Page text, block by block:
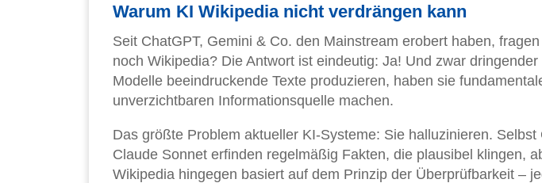
Warum KI Wikipedia nicht verdrängen kann
Seit ChatGPT, Gemini & Co. den Mainstream erobert haben,
noch Wikipedia? Die Antwort ist eindeutig: Ja! Und zwar
Modelle beeindruckende Texte produzieren, haben sie
unverzichtbaren Informationsquelle machen.
Das größte Problem aktueller KI-Systeme: Sie halluzinieren.
Claude Sonnet erfinden regelmäßig Fakten, die plausibel klingen,
Wikipedia hingegen basiert auf dem Prinzip der Überprüfbarkeit –